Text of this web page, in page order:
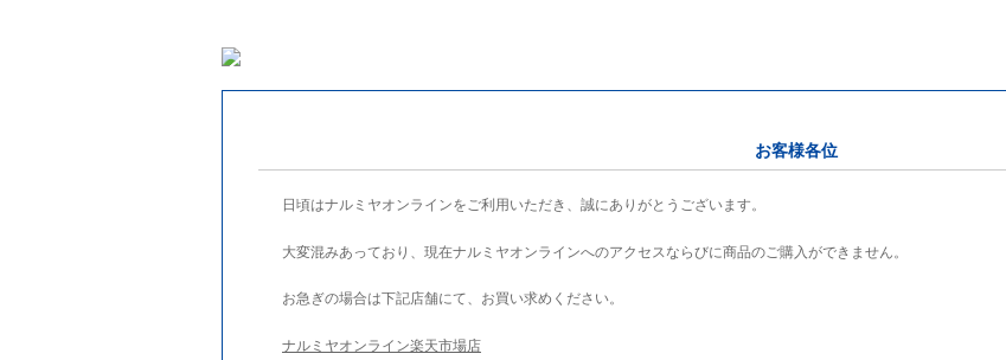
お客様各位
日頃はナルミヤオンラインをご利用いただき、誠にありがとうございます。
大変混みあっており、現在ナルミヤオンラインへのアクセスならびに商品のご購入ができません。
お急ぎの場合は下記店舗にて、お買い求めください。
ナルミヤオンライン楽天市場店